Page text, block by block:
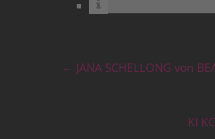
← JANA SCHELLONG von
KI